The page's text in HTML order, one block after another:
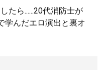
ユニクロやGUでもおしゃれ
な人は何が違うのか？
たら......20代消防士が
学んだエロ演出と裏オ